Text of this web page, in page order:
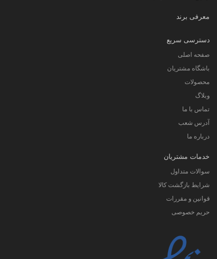
معرفی برند
دسترسی سریع
صفحه اصلی
باشگاه مشتریان
محصولات
وبلاگ
تماس با ما
آدرس شعب
درباره ما
خدمات مشتریان
سوالات متداول
شرایط بازگشت کالا
قوانین و مقررات
حریم خصوصی